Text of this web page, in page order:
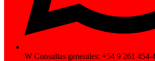
W Consultas generales: +54 9 261 454-